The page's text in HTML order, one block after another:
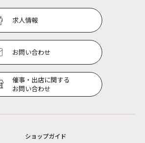
求人情報
お問い合わせ
催事・出店に関する
お問い合わせ
ショップガイド